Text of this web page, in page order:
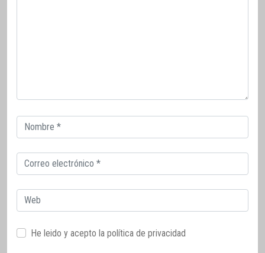
Correo
electrónico
Correo
electrónico
Web
He leido y acepto la política de privacidad